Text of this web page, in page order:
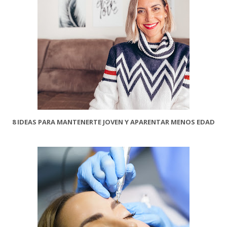
8 IDEAS PARA MANTENERTE JOVEN Y APARENTAR MENOS EDAD